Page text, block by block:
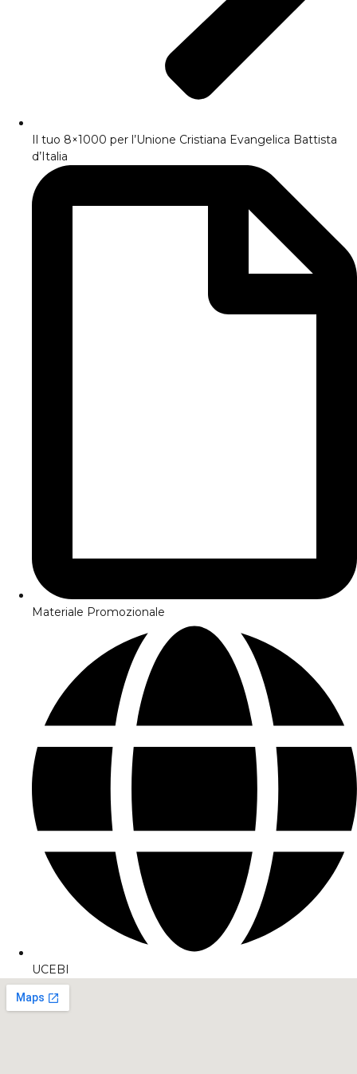
Il tuo 8×1000 per l’Unione Cristiana Evangelica Battista
d’Italia
Materiale Promozionale
UCEBI